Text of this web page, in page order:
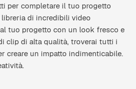
per completare il tuo progetto
di incredibili video
tuo progetto con un look fresco e
clip di alta qualità, troverai tutti i
creare un impatto indimenticabile.